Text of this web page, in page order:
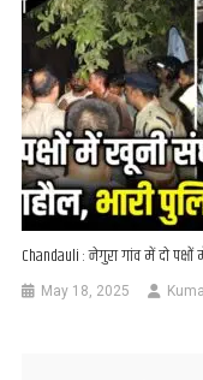
Chandauli : नेगुरा गांव में दो
May 18, 2025